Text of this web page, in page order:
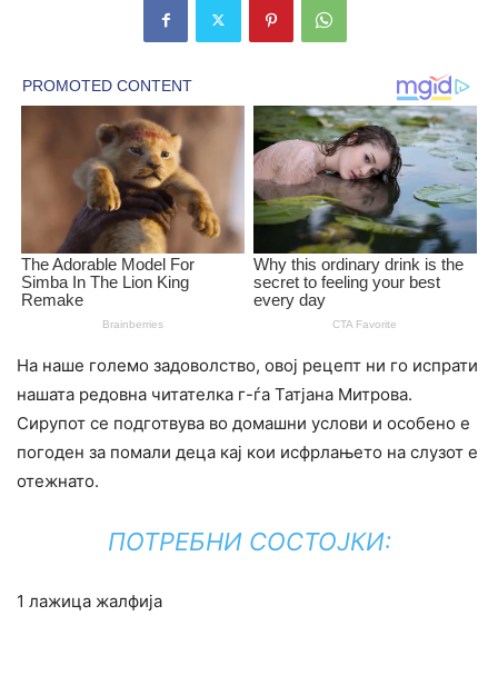
На наше големо задоволство, овој рецепт ни го испрати
нашата редовна читателка г-ѓа Татјана Митрова.
Сирупот се подготвува во домашни услови и особено е
погоден за помали деца кај кои исфрлањето на слузот е
отежнато.
ПОТРЕБНИ СОСТОЈКИ:
1 лажица жалфија